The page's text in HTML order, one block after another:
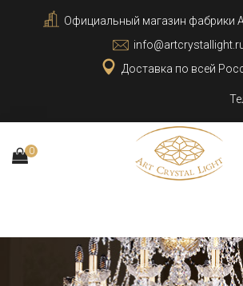
Официальный магазин фабрики
Доставка по всей
0